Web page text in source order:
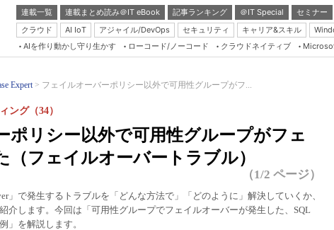
連載一覧 連載まとめ読み＠IT eBook 記事ランキング ＠IT Special セミナー
クラウド
AI IoT アジャイル/DevOps セキュリティ キャリア&スキル
Server &
Java Agile
Database
Master of
AIを作り動かし守り生かす ローコード/ノーコード クラウドネイティブ
Expert フェイルオーバーポリシー以外で可用性グループがフ...
ポリシー以外で可用性グループがフェ
（フェイルオーバートラブル）
ング（34）
（1/2 ページ）
」で発生するトラブルを「どんな方法で」「どのように」解決していくか、
介します。今回は「可用性グループでフェイルオーバーが発生した、SQL
」を解説します。